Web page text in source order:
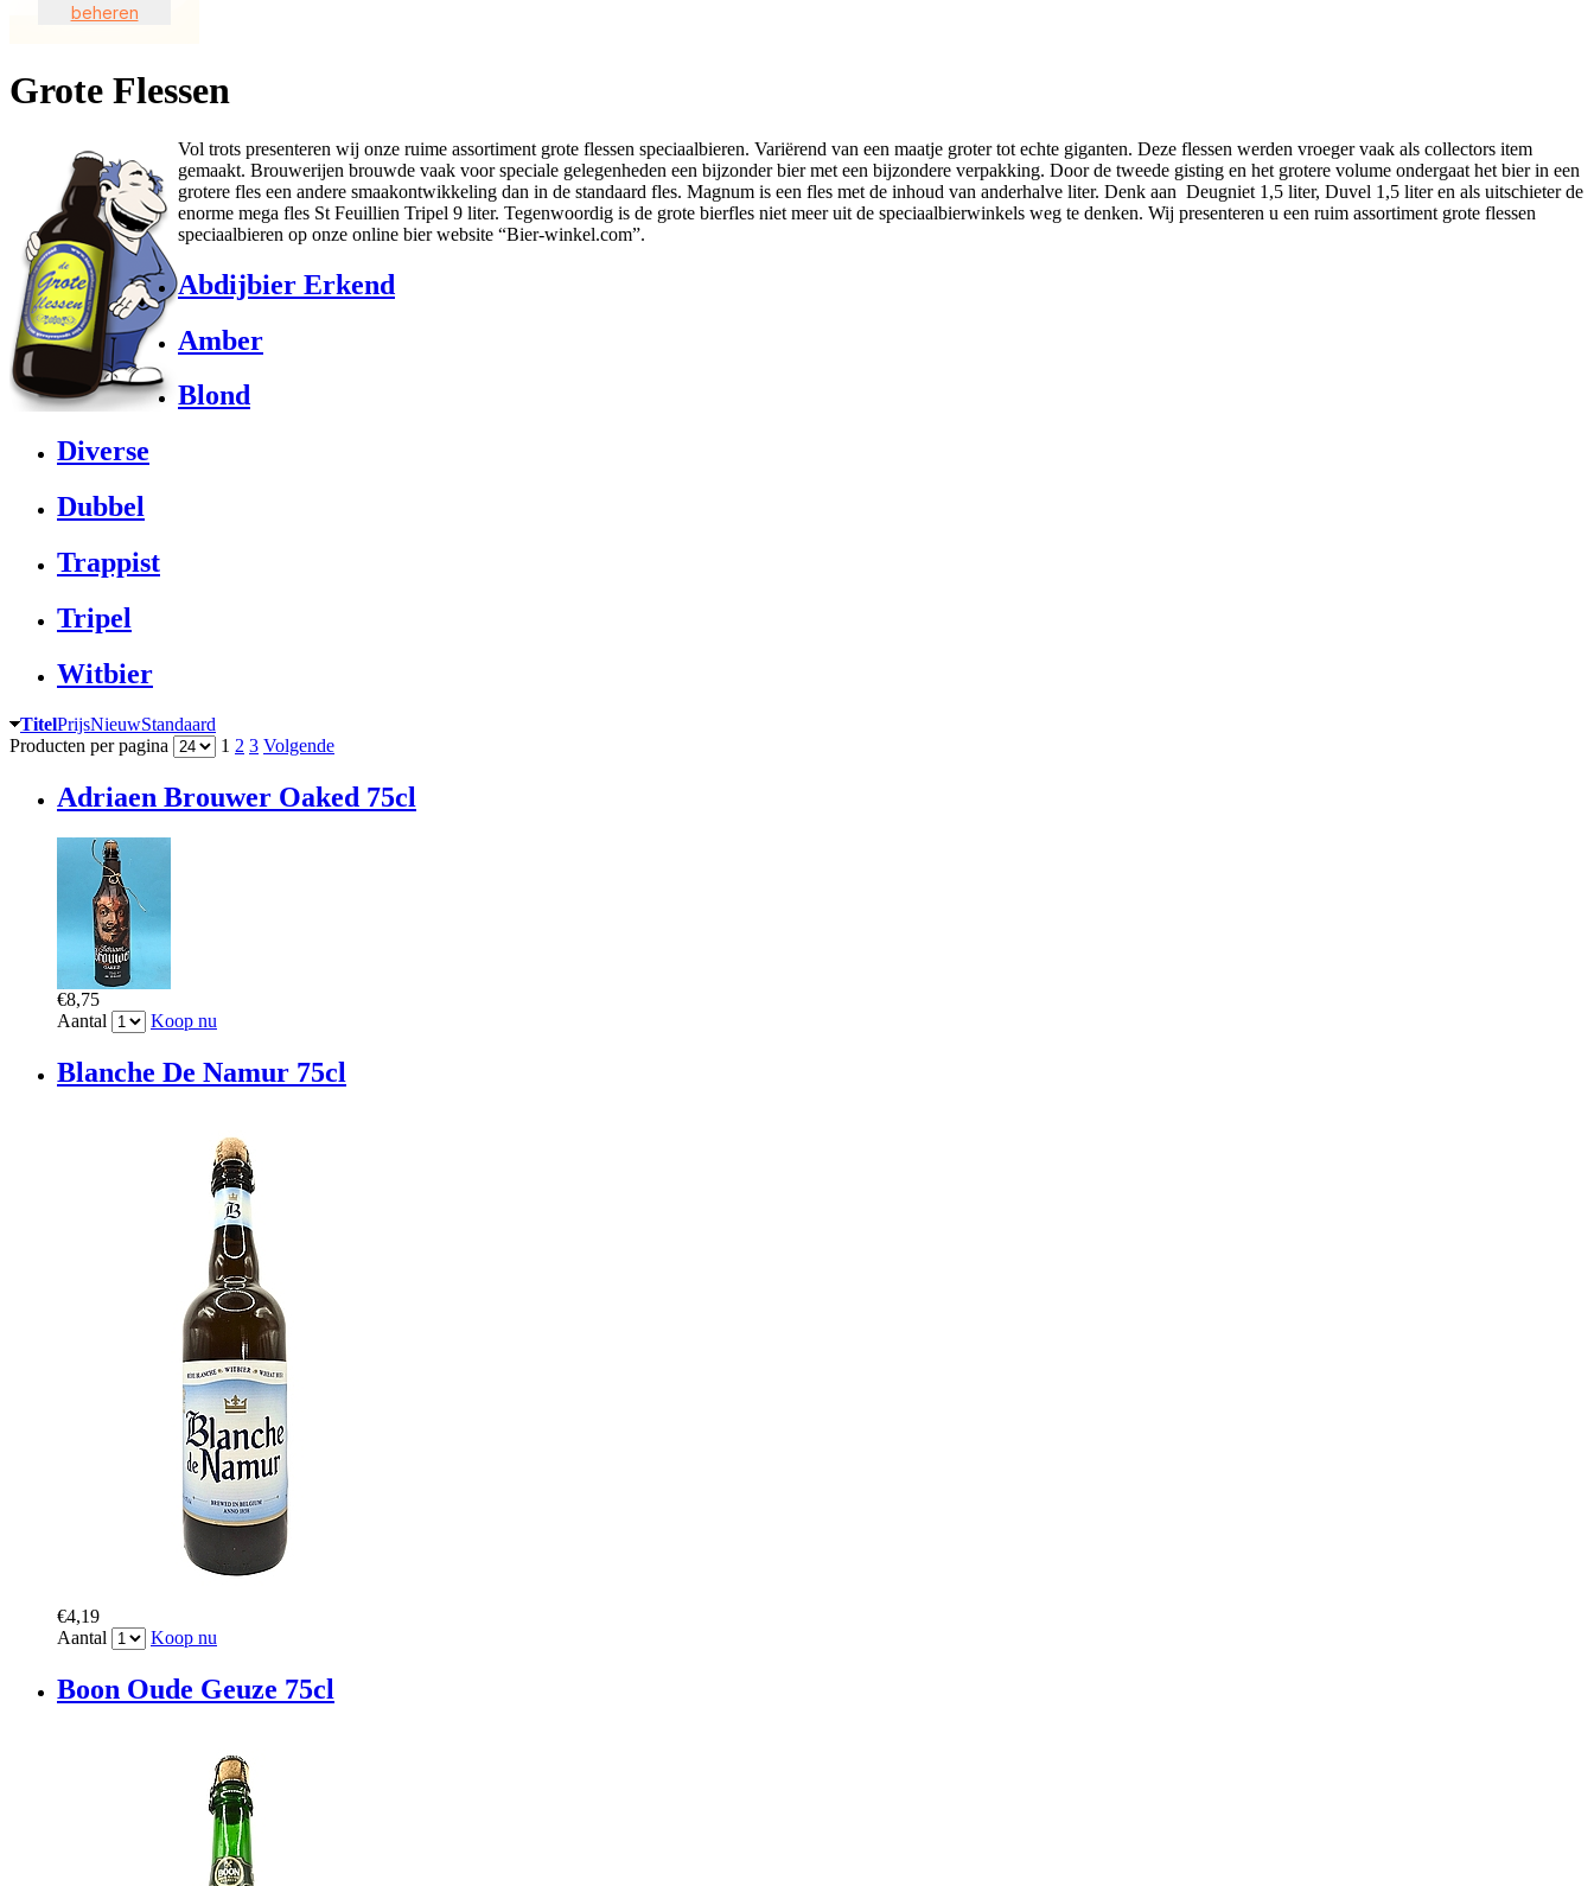
Grote Flessen
Vol trots presenteren wij onze ruime assortiment grote flessen speciaalbieren. Variërend van een maatje groter tot echte giganten. Deze flessen werden vroeger vaak als collectors item
gemaakt. Brouwerijen brouwde vaak voor speciale gelegenheden een bijzonder bier met een bijzondere verpakking. Door de tweede gisting en het grotere volume ondergaat het bier in een
grotere fles een andere smaakontwikkeling dan in de standaard fles. Magnum is een fles met de inhoud van anderhalve liter. Denk aan Deugniet 1,5 liter, Duvel 1,5 liter en als uitschieter de
enorme mega fles St Feuillien Tripel 9 liter. Tegenwoordig is de grote bierfles niet meer uit de speciaalbierwinkels weg te denken. Wij presenteren u een ruim assortiment grote flessen
speciaalbieren op onze online bier website “Bier-winkel.com”.
Abdijbier Erkend
Amber
Blond
Diverse
Dubbel
Trappist
Tripel
Witbier
TitelPrijsNieuwStandaard
Producten per pagina
1 2 3 Volgende
Adriaen Brouwer Oaked 75cl
€8,75
Aantal
Koop nu
Blanche De Namur 75cl
€4,19
Aantal
Koop nu
Boon Oude Geuze 75cl